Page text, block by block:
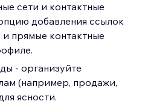
сети и контактные
добавления ссылок
прямые контактные
- организуйте
(например, продажи,
ясности.